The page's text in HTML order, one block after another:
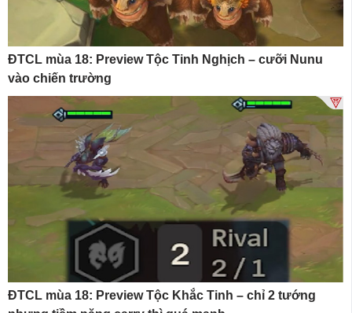
ĐTCL mùa 18: Preview Tộc Tinh Nghịch – cưỡi Nunu
vào chiến trường
ĐTCL mùa 18: Preview Tộc Khắc Tinh – chỉ 2 tướng